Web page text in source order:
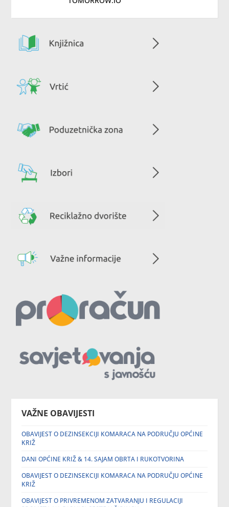
VAŽNE OBAVIJESTI
OBAVIJEST O DEZINSEKCIJI KOMARACA NA PODRUČJU OPĆINE
KRIŽ
DANI OPĆINE KRIŽ & 14. SAJAM OBRTA I RUKOTVORINA
OBAVIJEST O DEZINSEKCIJI KOMARACA NA PODRUČJU OPĆINE
KRIŽ
OBAVIJEST O PRIVREMENOM ZATVARANJU I REGULACIJI